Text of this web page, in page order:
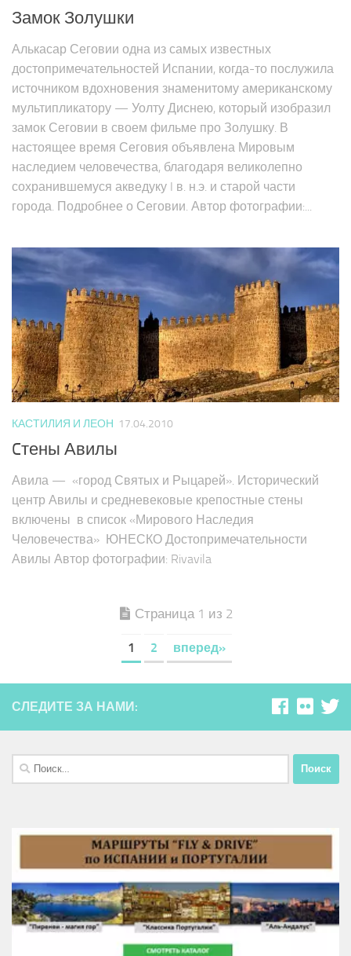
Замок Золушки
Алькасар Сеговии одна из самых известных
достопримечательностей Испании, когда-то послужила
источником вдохновения знаменитому американскому
мультипликатору — Уолту Диснею, который изобразил
замок Сеговии в своем фильме про Золушку. В
настоящее время Сеговия объявлена Мировым
наследием человечества, благодаря великолепно
сохранившемуся акведуку I в. н.э. и старой части
города. Подробнее о Сеговии. Автор фотографии:...
КАСТИЛИЯ И ЛЕОН 17.04.2010
Cтены Авилы
Авила — «город Святых и Рыцарей». Исторический
центр Авилы и средневековые крепостные стены
включены в список «Мирового Наследия
Человечества» ЮНЕСКО Достопримечательности
Авилы Автор фотографии: Rivavila
Страница 1 из 2
1 2 вперед»
СЛЕДИТЕ ЗА НАМИ:
Найти: